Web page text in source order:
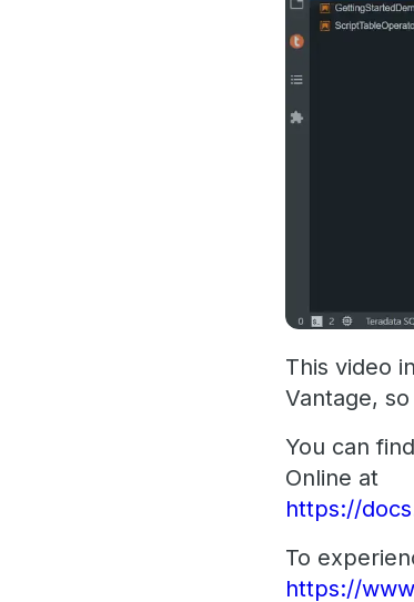
This video
Vantage,
You can
Online at
https://
To
https://